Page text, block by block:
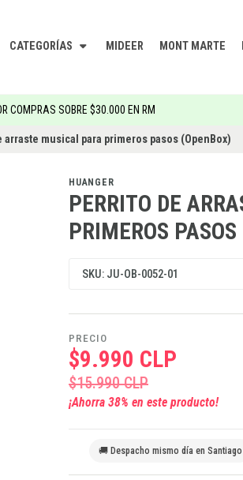
CATEGORÍAS MIDEER MONT MARTE
COMPRAS SOBRE $30.000 EN RM
arraste musical para primeros pasos (OpenBox)
HUANGER
PERRITO DE
PRIMEROS
SKU: JU-OB-0052-01
PRECIO
$9.990 CLP
$15.990 CLP
¡Ahorra 38% en este producto!
🚚 Despacho mismo día en Santiago